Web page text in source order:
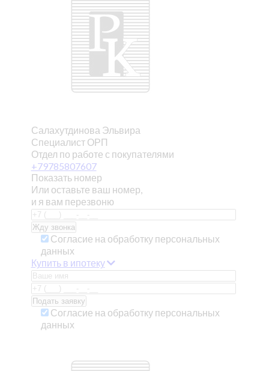
Салахутдинова Эльвира
Специалист ОРП
Отдел по работе с покупателями
+79785807607
Показать номер
Или оставьте ваш номер,
и я вам перезвоню
Согласие на обработку персональных
данных
Купить в ипотеку
Согласие на обработку персональных
данных